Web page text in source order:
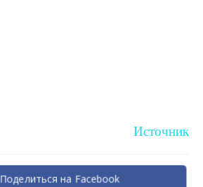
Источник
Поделиться на Facebook